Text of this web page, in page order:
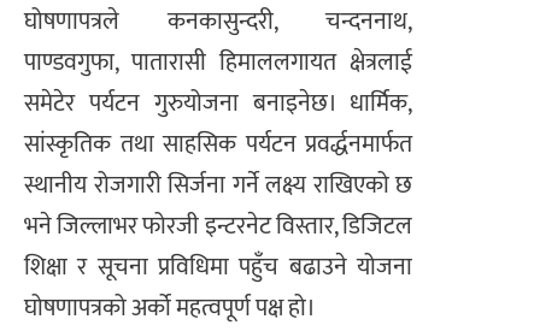
घोषणापत्रले कनकासुन्दरी, चन्दननाथ,
पाण्डवगुफा, पातारासी हिमाललगायत क्षेत्रलाई
समेटेर पर्यटन गुरुयोजना बनाइनेछ। धार्मिक,
सांस्कृतिक तथा साहसिक पर्यटन प्रवर्द्धनमार्फत
स्थानीय रोजगारी सिर्जना गर्ने लक्ष्य राखिएको छ
भने जिल्लाभर फोरजी इन्टरनेट विस्तार, डिजिटल
शिक्षा र सूचना प्रविधिमा पहुँच बढाउने योजना
घोषणापत्रको अर्को महत्वपूर्ण पक्ष हो।